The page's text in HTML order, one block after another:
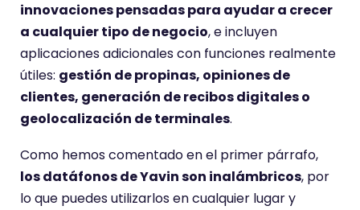
innovaciones pensadas para ayudar a crecer
a cualquier tipo de negocio, e incluyen
aplicaciones adicionales con funciones realmente
útiles: gestión de propinas, opiniones de
clientes, generación de recibos digitales o
geolocalización de terminales.
Como hemos comentado en el primer párrafo,
los datáfonos de Yavin son inalámbricos, por
lo que puedes utilizarlos en cualquier lugar y